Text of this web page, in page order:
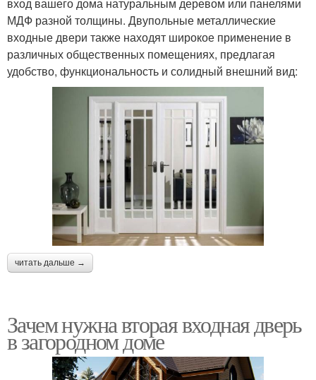
МДФ разной толщины. Двупольные металлические
входные двери также находят широкое применение в
различных общественных помещениях, предлагая
удобство, функциональность и солидный внешний вид:
читать дальше →
Зачем нужна вторая входная дверь
в загородном доме